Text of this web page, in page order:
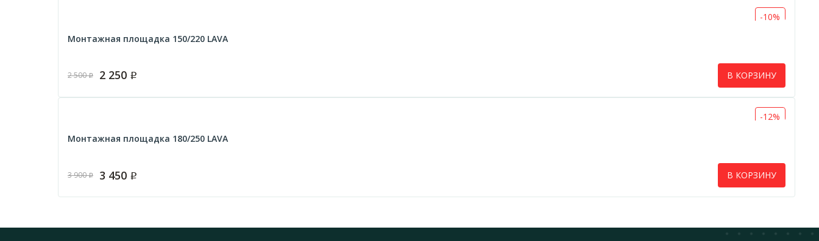
-10%
Монтажная площадка 150/220 LAVA
2 500Р 2 250 Р В КОРЗИНУ
-12%
Монтажная площадка 180/250 LAVA
3 900Р 3 450 Р В КОРЗИНУ